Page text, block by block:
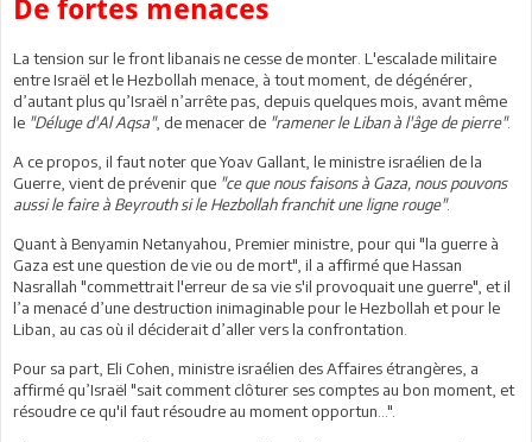
De fortes menaces
La tension sur le front libanais ne cesse de monter. L'escalade militaire
entre Israël et le Hezbollah menace, à tout moment, de dégénérer,
d’autant plus qu’Israël n’arrête pas, depuis quelques mois, avant même
le "Déluge d'Al Aqsa", de menacer de "ramener le Liban à l'âge de pierre".
A ce propos, il faut noter que Yoav Gallant, le ministre israélien de la
Guerre, vient de prévenir que "ce que nous faisons à Gaza, nous pouvons
aussi le faire à Beyrouth si le Hezbollah franchit une ligne rouge".
Quant à Benyamin Netanyahou, Premier ministre, pour qui "la guerre à
Gaza est une question de vie ou de mort", il a affirmé que Hassan
Nasrallah "commettrait l'erreur de sa vie s'il provoquait une guerre", et il
l’a menacé d’une destruction inimaginable pour le Hezbollah et pour le
Liban, au cas où il déciderait d’aller vers la confrontation.
Pour sa part, Eli Cohen, ministre israélien des Affaires étrangères, a
affirmé qu’Israël "sait comment clôturer ses comptes au bon moment, et
résoudre ce qu'il faut résoudre au moment opportun…".